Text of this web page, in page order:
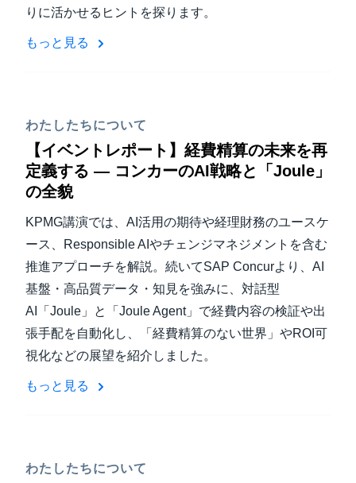
りに活かせるヒントを探ります。
もっと見る
わたしたちについて
【イベントレポート】経費精算の未来を再
定義する — コンカーのAI戦略と「Joule」
の全貌
KPMG講演では、AI活用の期待や経理財務のユースケ
ース、Responsible AIやチェンジマネジメントを含む
推進アプローチを解説。続いてSAP Concurより、AI
基盤・高品質データ・知見を強みに、対話型
AI「Joule」と「Joule Agent」で経費内容の検証や出
張手配を自動化し、「経費精算のない世界」やROI可
視化などの展望を紹介しました。
もっと見る
わたしたちについて